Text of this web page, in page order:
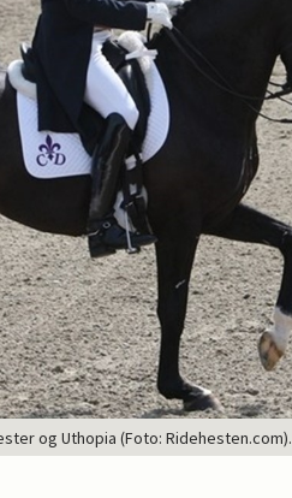
og Uthopia (Foto: Ridehesten.com).